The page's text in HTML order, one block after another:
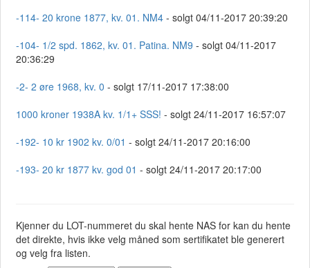
-114- 20 krone 1877, kv. 01. NM4 - solgt 04/11-2017 20:39:20
-104- 1/2 spd. 1862, kv. 01. Patina. NM9 - solgt 04/11-2017
20:36:29
-2- 2 øre 1968, kv. 0 - solgt 17/11-2017 17:38:00
1000 kroner 1938A kv. 1/1+ SSS! - solgt 24/11-2017 16:57:07
-192- 10 kr 1902 kv. 0/01 - solgt 24/11-2017 20:16:00
-193- 20 kr 1877 kv. god 01 - solgt 24/11-2017 20:17:00
Kjenner du LOT-nummeret du skal hente NAS for kan du hente
det direkte, hvis ikke velg måned som sertifikatet ble generert
og velg fra listen.